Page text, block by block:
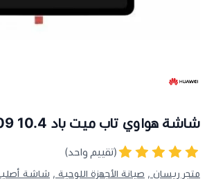
شاشة هواوي تاب ميت باد BAH3-W09 10.4
(تقييم واحد)
متجر ريسان , صيانة الأجهزة اللوحية , شاشة